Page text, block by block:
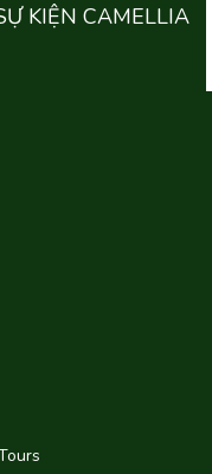
KIỆN CAMELLIA